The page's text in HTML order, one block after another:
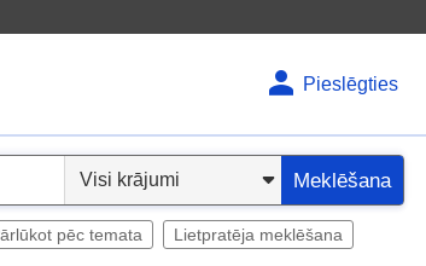
Pieslēgties
Meklēšana
pēc temata Lietpratēja meklēšana